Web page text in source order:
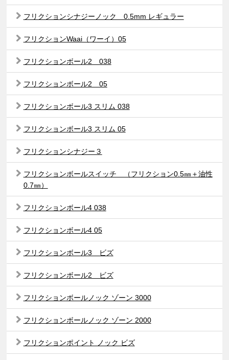
フリクションシナジーノック 0.5mm レギュラー
フリクションWaai（ワーイ）05
フリクションボール2 038
フリクションボール2 05
フリクションボール3 スリム 038
フリクションボール3 スリム 05
フリクションシナジー３
フリクションボールスイッチ （フリクション0.5㎜＋油性
0.7㎜）
フリクションボール4 038
フリクションボール4 05
フリクションボール3 ビズ
フリクションボール2 ビズ
フリクションボールノック ゾーン 3000
フリクションボールノック ゾーン 2000
フリクションポイント ノック ビズ